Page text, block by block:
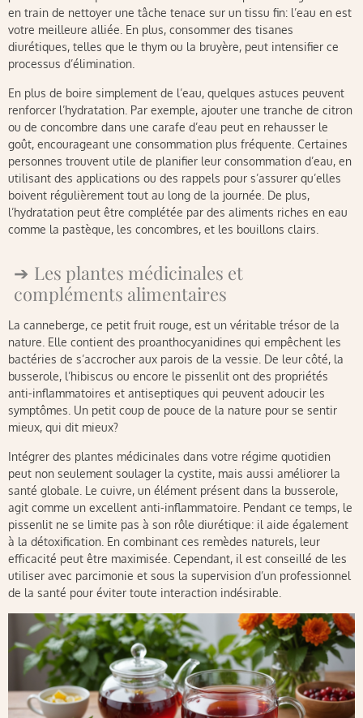
en train de nettoyer une tâche tenace sur un tissu fin: l’eau en est
votre meilleure alliée. En plus, consommer des tisanes
diurétiques, telles que le thym ou la bruyère, peut intensifier ce
processus d’élimination.
En plus de boire simplement de l’eau, quelques astuces peuvent
renforcer l’hydratation. Par exemple, ajouter une tranche de citron
ou de concombre dans une carafe d’eau peut en rehausser le
goût, encourageant une consommation plus fréquente. Certaines
personnes trouvent utile de planifier leur consommation d’eau, en
utilisant des applications ou des rappels pour s’assurer qu’elles
boivent régulièrement tout au long de la journée. De plus,
l’hydratation peut être complétée par des aliments riches en eau
comme la pastèque, les concombres, et les bouillons clairs.
Les plantes médicinales et
compléments alimentaires
La canneberge, ce petit fruit rouge, est un véritable trésor de la
nature. Elle contient des proanthocyanidines qui empêchent les
bactéries de s’accrocher aux parois de la vessie. De leur côté, la
busserole, l’hibiscus ou encore le pissenlit ont des propriétés
anti-inflammatoires et antiseptiques qui peuvent adoucir les
symptômes. Un petit coup de pouce de la nature pour se sentir
mieux, qui dit mieux?
Intégrer des plantes médicinales dans votre régime quotidien
peut non seulement soulager la cystite, mais aussi améliorer la
santé globale. Le cuivre, un élément présent dans la busserole,
agit comme un excellent anti-inflammatoire. Pendant ce temps, le
pissenlit ne se limite pas à son rôle diurétique: il aide également
à la détoxification. En combinant ces remèdes naturels, leur
efficacité peut être maximisée. Cependant, il est conseillé de les
utiliser avec parcimonie et sous la supervision d’un professionnel
de la santé pour éviter toute interaction indésirable.